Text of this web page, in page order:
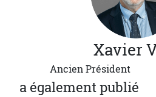
Xavier
Ancien Président
a également publié